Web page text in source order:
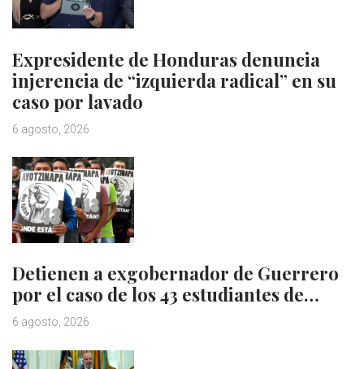
Expresidente de Honduras denuncia
injerencia de “izquierda radical” en su
caso por lavado
6 agosto, 2026
Detienen a exgobernador de Guerrero
por el caso de los 43 estudiantes de…
6 agosto, 2026